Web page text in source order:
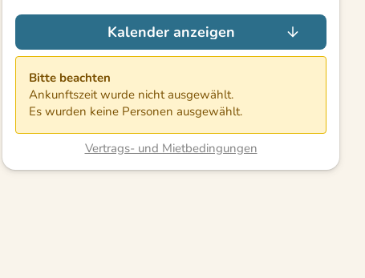
Kalender anzeigen
Bitte beachten
Ankunftszeit wurde nicht ausgewählt.
Es wurden keine Personen ausgewählt.
Vertrags- und Mietbedingungen